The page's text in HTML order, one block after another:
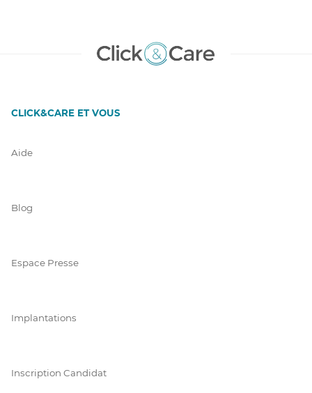
CLICK&CARE ET VOUS
Aide
Blog
Espace Presse
Implantations
Inscription Candidat